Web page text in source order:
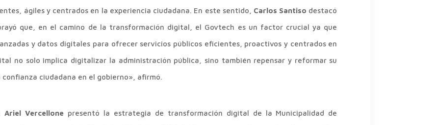
ágiles y centrados en la experiencia ciudadana. En este sentido, Carlos Santiso destacó
que, en el camino de la transformación digital, el Govtech es un factor crucial ya que
y datos digitales para ofrecer servicios públicos eficientes, proactivos y centrados en
no solo implica digitalizar la administración pública, sino también repensar y reformar su
ciudadana en el gobierno», afirmó.
Ariel Vercellone presentó la estrategia de transformación digital de la Municipalidad de